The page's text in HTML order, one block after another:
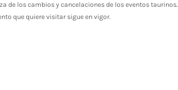
de los cambios y cancelaciones de los eventos taurinos.
que quiere visitar sigue en vigor.